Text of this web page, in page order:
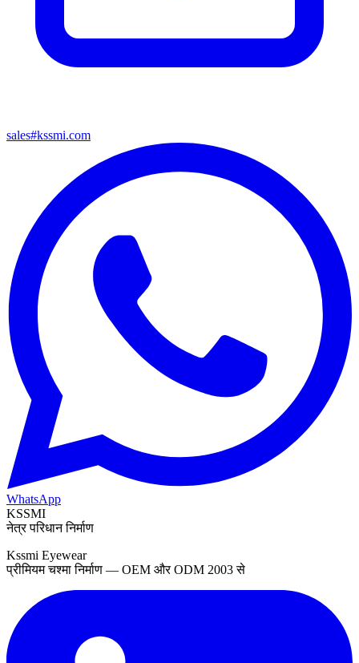
sales#kssmi.com
WhatsApp
KSSMI
नेत्र परिधान निर्माण
Kssmi Eyewear
प्रीमियम चश्मा निर्माण — OEM और ODM 2003 से